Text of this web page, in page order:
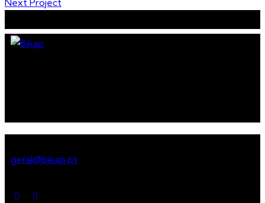
navigation
Next Project
geral@bikap.pt